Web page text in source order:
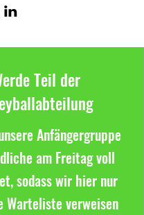
Teil der
Anfängergruppe
am Freitag voll
sodass wir hier nur
Warteliste verweisen